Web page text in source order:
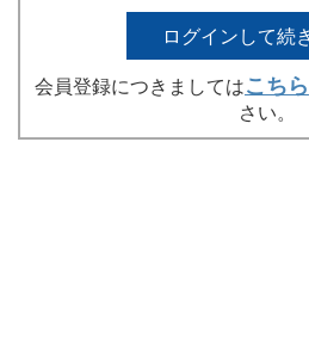
ログインして続
会員登録につきましてはこちら
さい。